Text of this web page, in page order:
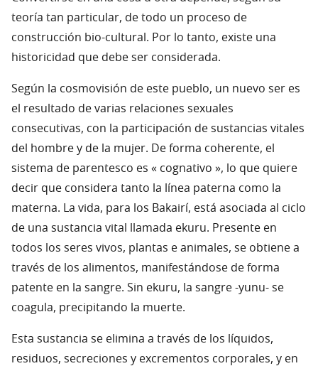
teoría tan particular, de todo un proceso de
construcción bio-cultural. Por lo tanto, existe una
historicidad que debe ser considerada.
Según la cosmovisión de este pueblo, un nuevo ser es
el resultado de varias relaciones sexuales
consecutivas, con la participación de sustancias vitales
del hombre y de la mujer. De forma coherente, el
sistema de parentesco es « cognativo », lo que quiere
decir que considera tanto la línea paterna como la
materna. La vida, para los Bakairí, está asociada al ciclo
de una sustancia vital llamada ekuru. Presente en
todos los seres vivos, plantas e animales, se obtiene a
través de los alimentos, manifestándose de forma
patente en la sangre. Sin ekuru, la sangre -yunu- se
coagula, precipitando la muerte.
Esta sustancia se elimina a través de los líquidos,
residuos, secreciones y excrementos corporales, y en